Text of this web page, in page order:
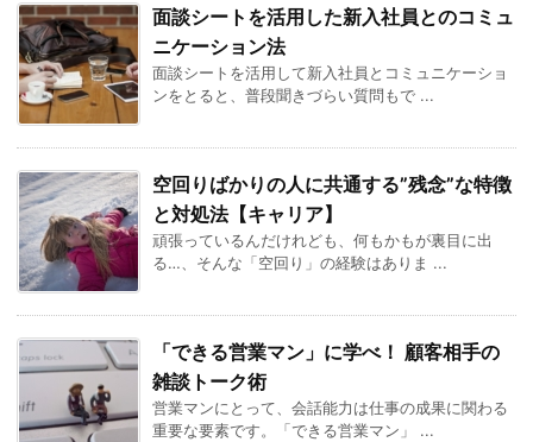
面談シートを活用した新入社員とのコミュ
ニケーション法
面談シートを活用して新入社員とコミュニケーショ
ンをとると、普段聞きづらい質問もで ...
空回りばかりの人に共通する”残念”な特徴
と対処法【キャリア】
頑張っているんだけれども、何もかもが裏目に出
る…、そんな「空回り」の経験はありま ...
「できる営業マン」に学べ！ 顧客相手の
雑談トーク術
営業マンにとって、会話能力は仕事の成果に関わる
重要な要素です。「できる営業マン」 ...